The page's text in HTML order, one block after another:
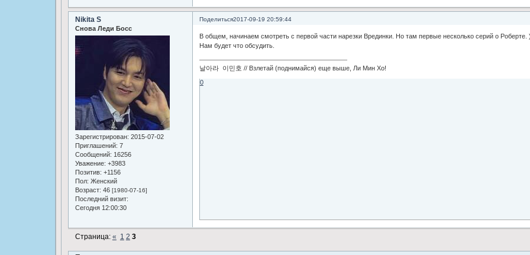
Поделиться2017-09-19 20:59:44
Nikita S
Снова Леди Босс
Зарегистрирован: 2015-07-02
Приглашений: 7
Сообщений: 16256
Уважение: +3983
Позитив: +1156
Пол: Женский
Возраст: 46 [1980-07-16]
Последний визит:
Сегодня 12:00:30
В общем, начинаем смотреть с первой части нарезки Врединки. Но там первые несколько серий о Роберте.
Нам будет что обсудить.
날아라 이민호 // Взлетай (поднимайся) еще выше, Ли Мин Хо!
0
Страница: « 1 2 3